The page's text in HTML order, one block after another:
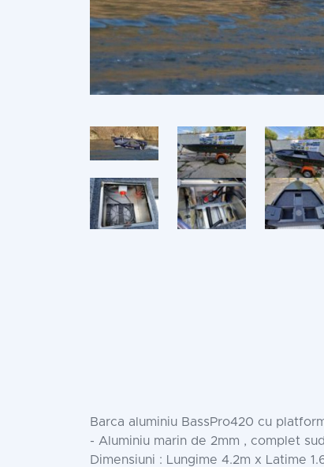
Barca aluminiu BassPro420 cu
- Aluminiu marin de 2mm , complet
Dimensiuni : Lungime 4.2m x Latime